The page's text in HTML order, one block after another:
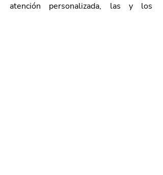
atención personalizada, las y los